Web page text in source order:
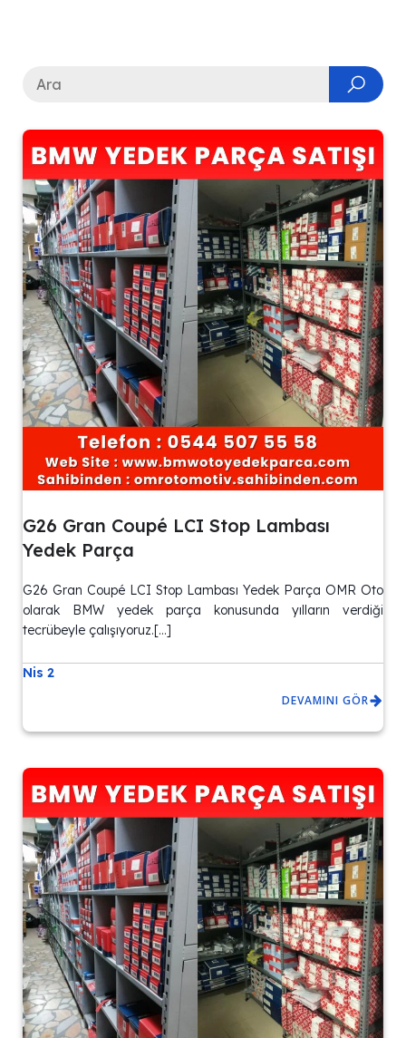
G26 Gran Coupé LCI Stop Lambası
Yedek Parça
G26 Gran Coupé LCI Stop Lambası Yedek Parça OMR Oto
olarak BMW yedek parça konusunda yılların verdiği
tecrübeyle çalışıyoruz.[…]
Nis 2
DEVAMINI GÖR